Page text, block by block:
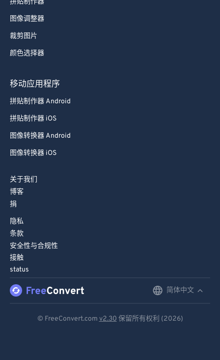
拼贴制作器
图像调整器
裁剪图片
颜色选择器
移动应用程序
拼贴制作器 Android
拼贴制作器 iOS
图像转换器 Android
图像转换器 iOS
关于我们
博客
捐
隐私
条款
安全性与合规性
接触
status
简体中文
© FreeConvert.com v2.30 保留所有权利 (2026)